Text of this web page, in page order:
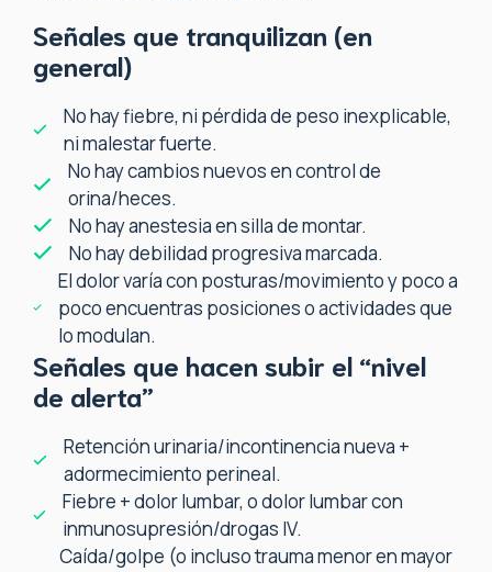
Señales que tranquilizan (en
general)
No hay fiebre, ni pérdida de peso inexplicable,
ni malestar fuerte.
No hay cambios nuevos en control de
orina/heces.
No hay anestesia en silla de montar.
No hay debilidad progresiva marcada.
El dolor varía con posturas/movimiento y poco a
poco encuentras posiciones o actividades que
lo modulan.
Señales que hacen subir el “nivel
de alerta”
Retención urinaria/incontinencia nueva +
adormecimiento perineal.
Fiebre + dolor lumbar, o dolor lumbar con
inmunosupresión/drogas IV.
Caída/golpe (o incluso trauma menor en mayor